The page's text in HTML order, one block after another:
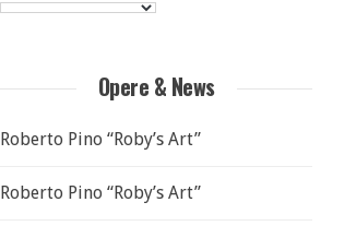
Opere & News
Roberto Pino “Roby’s Art”
Roberto Pino “Roby’s Art”